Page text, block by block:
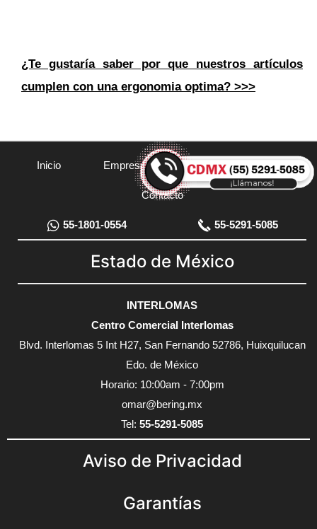
¿Te gustaría saber por que nuestros artículos
cumplen con una ergonomia optima? >>>
Inicio Empresa Instalaciones FAQ
Contacto
55-1801-0554 55-5291-5085
Estado de México
INTERLOMAS
Centro Comercial Interlomas
Blvd. Interlomas 5 Int H27, San Fernando 52786, Huixquilucan
Edo. de México
Horario: 10:00am - 7:00pm
omar@bering.mx
Tel: 55-5291-5085
Aviso de Privacidad
Garantías